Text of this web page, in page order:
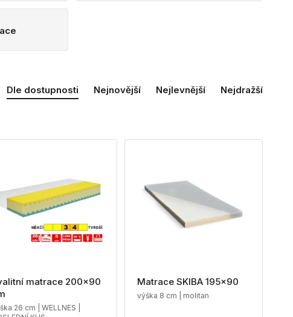
Dle dostupnosti Nejnovější Nejlevnější Nejdražší
matrace 200x90
26 cm | WELLNES |
Matrace SKIBA 195x90
výška 8 cm | molitan